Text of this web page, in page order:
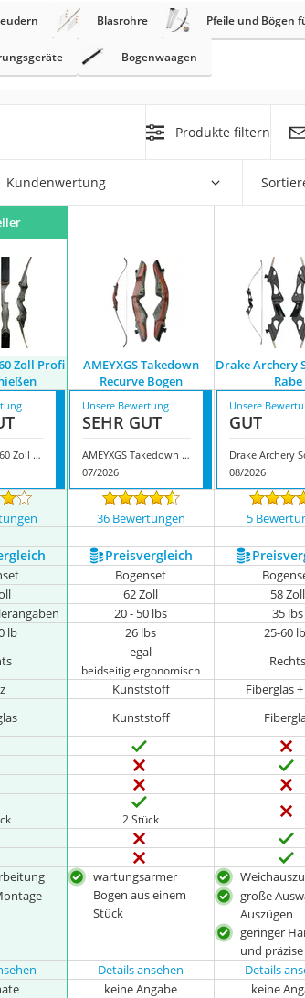
Blasrohre Pfeile und Bögen
Bogenwaagen
Produkte filtern
Kundenwertung
Zoll Profi
AMEYXGS Takedown
Recurve Bogen
Drake Archery
Rabe
Huntingdoor 60 Zoll Profi Bogenschießen
Unsere Bewertung
SEHR GUT
AMEYXGS Takedown Recurve Bogen
07/2026
Unsere
GUT
08/2026
36 Bewertungen 5
Preis­vergleich
Bogenset
62 Zoll 58 Zoll
20 - 50 lbs 35 lbs
lb 26 lbs 25-60
egal
beidseitig ergonomisch
Rechts
Kunststoff Fiberglas
Kunststoff
2 Stück
wartungsarmer
Bogen aus einem
Stück
große
Auszügen
geringer
und präzise
Details ansehen Details
keine Angabe keine